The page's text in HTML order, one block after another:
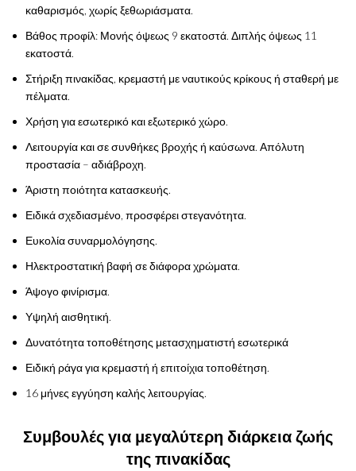
καθαρισμός, χωρίς ξεθωριάσματα.
Βάθος προφίλ: Μονής όψεως 9 εκατοστά. Διπλής όψεως 11
εκατοστά.
Στήριξη πινακίδας, κρεμαστή με ναυτικούς κρίκους ή σταθερή με
πέλματα.
Χρήση για εσωτερικό και εξωτερικό χώρο.
Λειτουργία και σε συνθήκες βροχής ή καύσωνα. Απόλυτη
προστασία – αδιάβροχη.
Άριστη ποιότητα κατασκευής.
Ειδικά σχεδιασμένο, προσφέρει στεγανότητα.
Ευκολία συναρμολόγησης.
Ηλεκτροστατική βαφή σε διάφορα χρώματα.
Άψογο φινίρισμα.
Υψηλή αισθητική.
Δυνατότητα τοποθέτησης μετασχηματιστή εσωτερικά
Ειδική ράγα για κρεμαστή ή επιτοίχια τοποθέτηση.
16 μήνες εγγύηση καλής λειτουργίας.
Συμβουλές για μεγαλύτερη διάρκεια ζωής
της πινακίδας